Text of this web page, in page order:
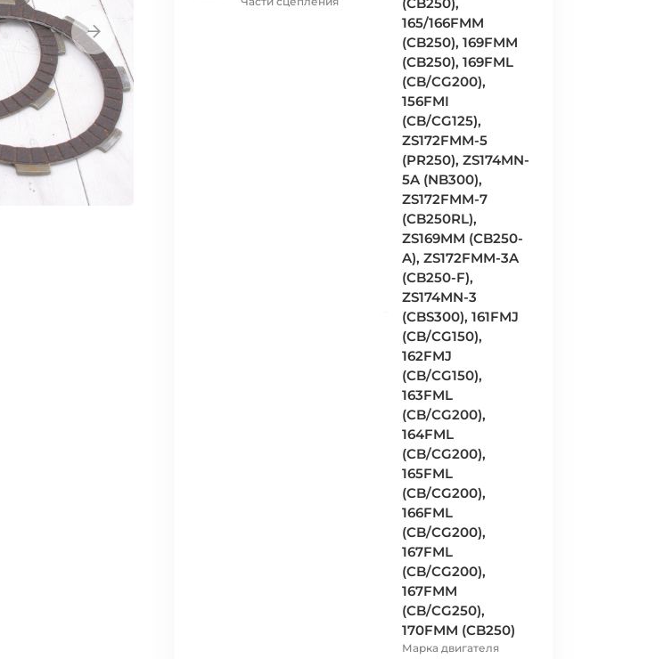
165/166FMM
(CB250), 169FMM
(CB250), 169FML
(CB/CG200),
156FMI
(CB/CG125),
ZS172FMM-5
(PR250), ZS174MN-
5A (NB300),
ZS172FMM-7
(CB250RL),
ZS169MM (CB250-
A), ZS172FMM-3A
(CB250-F),
ZS174MN-3
(CBS300), 161FMJ
(CB/CG150),
162FMJ
(CB/CG150),
163FML
(CB/CG200),
164FML
(CB/CG200),
165FML
(CB/CG200),
166FML
(CB/CG200),
167FML
(CB/CG200),
167FMM
(CB/CG250),
170FMM (CB250)
Марка двигателя